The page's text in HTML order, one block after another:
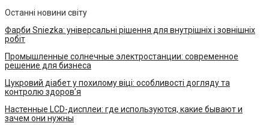
Останні новини світу
Фарби Sniezka: універсальні рішення для внутрішніх і зовнішніх
робіт
Промышленные солнечные электростанции: современное
решение для бизнеса
Цукровий діабет у похилому віці: особливості догляду та
контролю здоров’я
Настенные LCD-дисплеи: где используются, какие бывают и
зачем они нужны